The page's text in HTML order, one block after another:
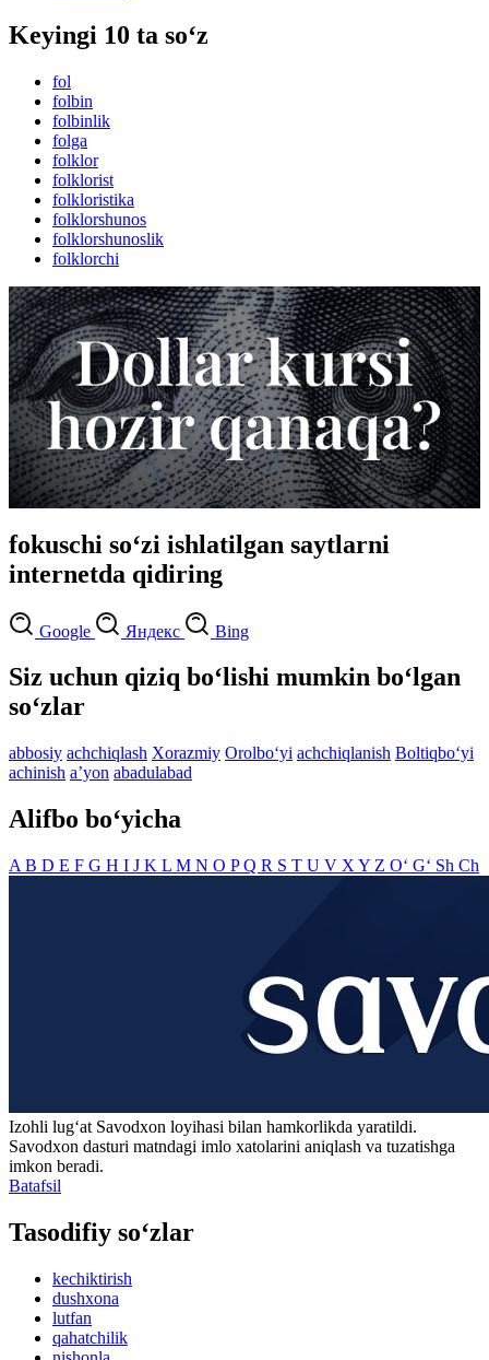
Keyingi 10 ta so‘z
fol
folbin
folbinlik
folga
folklor
folklorist
folkloristika
folklorshunos
folklorshunoslik
folklorchi
fokuschi so‘zi ishlatilgan saytlarni
internetda qidiring
Google Яндекс Bing
Siz uchun qiziq bo‘lishi mumkin bo‘lgan
so‘zlar
abbosiy achchiqlash Xorazmiy Orolbo‘yi achchiqlanish Boltiqbo‘yi
achinish aʼyon abadulabad
Alifbo bo‘yicha
A B D E F G H I J K L M N O PQ R S T U V X Y Z O‘ G‘ Sh Ch
Izohli lugʻat Savodxon loyihasi bilan hamkorlikda yaratildi.
Savodxon dasturi matndagi imlo xatolarini aniqlash va tuzatishga
imkon beradi.
Batafsil
Tasodifiy so‘zlar
kechiktirish
dushxona
lutfan
qahatchilik